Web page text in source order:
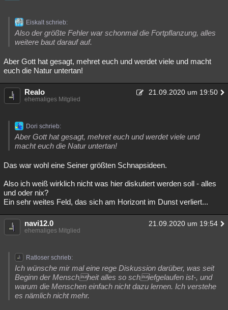
Eiskalt schrieb:
Also der größte Fehler war schonmal die Fortpflanzung, alles
weitere baut darauf auf.
Aber Gott hat gesagt, mehret euch und werdet viele und macht
euch die Natur untertan!
Realo 21.09.2020 um 19:50
ehemaliges Mitglied
Dori schrieb:
Aber Gott hat gesagt, mehret euch und werdet viele und
macht euch die Natur untertan!
Das war wohl eine Seiner größten Schnapsideen.
Also ich weiß wirklich nicht was hier diskutiert werden soll - alles
und oder nix?
Ein sehr weites Feld, das sich am Horizont im Dunst verliert...
navi12.0 21.09.2020 um 19:54
ehemaliges Mitglied
Ratloser schrieb:
Ich wünsche mir mal eine rege Diskussion darüber, was seit
Beginn der Menschheit alles so schiefgelaufen ist-, und
warum die Menschen einfach nicht dazu lernen. Ich verstehe
es nämlich nicht mehr.